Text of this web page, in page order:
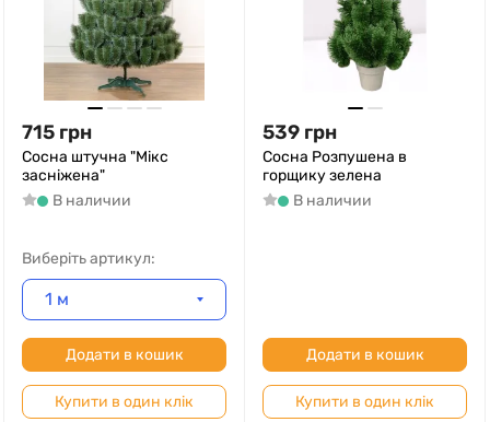
715 грн
Сосна штучна "Мікс
засніжена"
В наличии
Виберіть артикул:
1 м
Додати в кошик
Купити в один клік
539 грн
Сосна Розпушена в
горщику зелена
В наличии
Додати в кошик
Купити в один клік